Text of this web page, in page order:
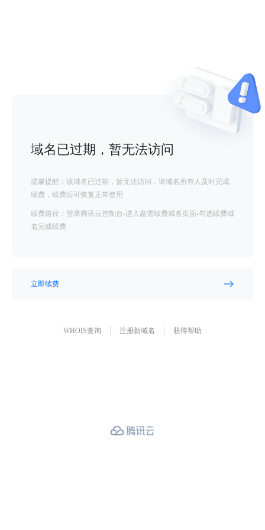
域名已过期，暂无法访问
温馨提醒：该域名已过期，暂无法访问，请域名所有人及时完成
续费，续费后可恢复正常使用
续费路径：登录腾讯云控制台-进入急需续费域名页面-勾选续费域
名完成续费
立即续费
WHOIS查询 注册新域名 获得帮助